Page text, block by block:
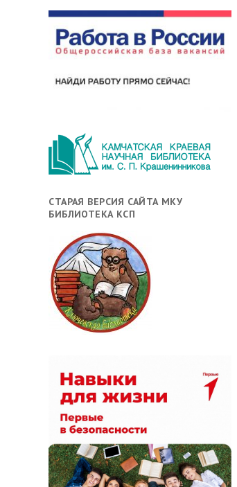
СТАРАЯ ВЕРСИЯ САЙТА МКУ
БИБЛИОТЕКА КСП